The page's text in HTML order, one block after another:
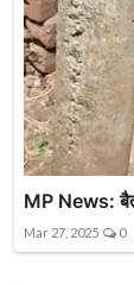
MP News:
Mar 27, 2025 0